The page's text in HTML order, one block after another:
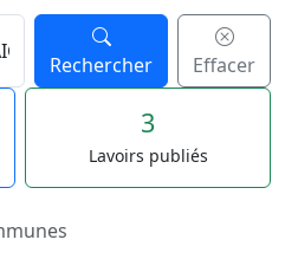
Rechercher Effacer
3
Lavoirs publiés